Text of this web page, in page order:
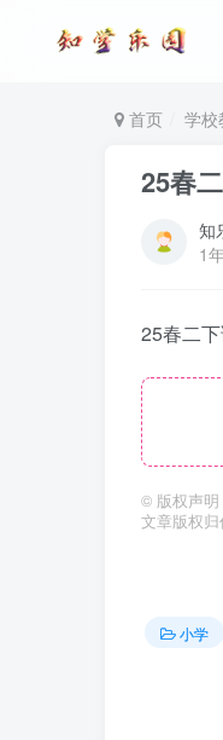
首页 学校
25春
知
1
25春二
© 版权声明
文章版权归
小学